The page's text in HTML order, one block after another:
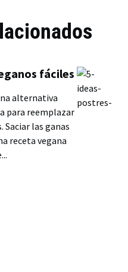
fáciles
alternativa
para reemplazar
Saciar las ganas
receta vegana